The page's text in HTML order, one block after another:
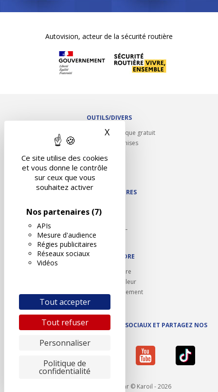
Ce site utilise des cookies
et vous donne le contrôle
sur ceux que vous
souhaitez activer
Nos partenaires (7)
APIs
Mesure d'audience
Régies publicitaires
Réseaux sociaux
Vidéos
Tout accepter
Tout refuser
Personnaliser
Politique de
confidentialité
X Masquer le bandeau des
Autovision, acteur de la sécurité routière
OUTILS/DIVERS
Rappel contrôle technique gratuit
Partenariats/Remises
Contact
NOS PARTENAIRES
Autodidact
Karoil
Autovision PL
Motovision
NOUS REJOINDRE
Ouvrir un centre
Devenez contrôleur
Carrières et recrutement
SUIVEZ AUTOVISION SUR LES RÉSEAUX SOCIAUX ET PARTAGEZ NOS
- Réalisé par © Karoil - 2026